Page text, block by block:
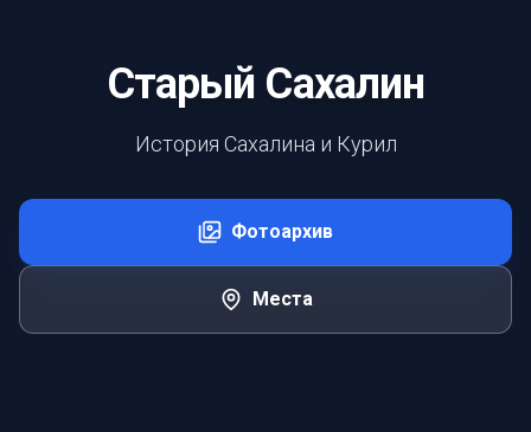
Старый Сахалин
История Сахалина и Курил
Фотоархив
Места